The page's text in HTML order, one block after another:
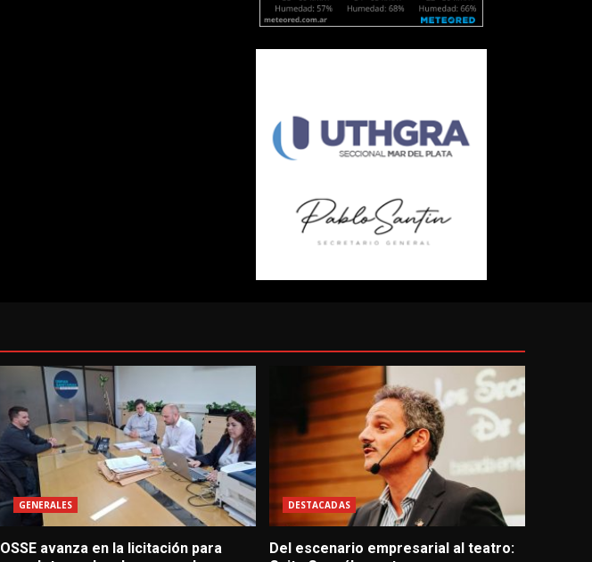
GENERALES
OSSE avanza en la licitación para
DESTACADAS
Del escenario empresarial al teatro: